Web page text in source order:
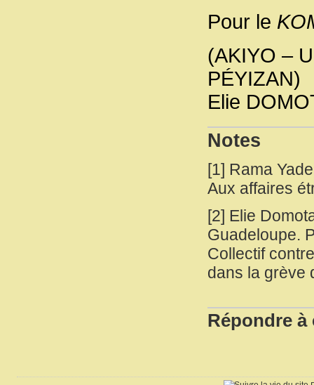
Pour le
(AKIYO –
PÉYIZAN)
Elie
Notes
[1] Rama
Aux affaires
[2] Elie
Guadeloupe.
Collectif
dans la grève
Répondre à